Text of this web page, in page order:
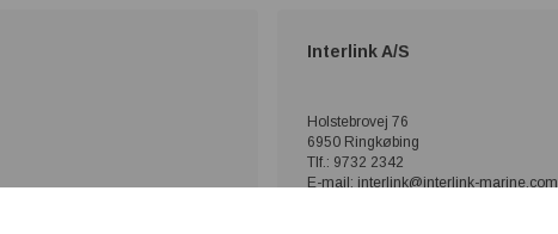
Interlink A/S
Holstebrovej 76
6950 Ringkøbing
Tlf.: 9732 2342
E-mail: interlink@interlink-marine.com